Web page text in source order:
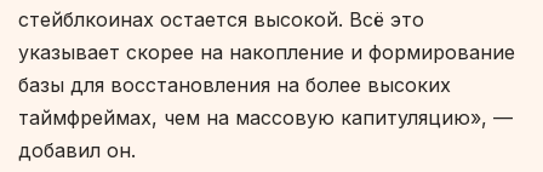
стейблкоинах остается высокой. Всё это
указывает скорее на накопление и формирование
базы для восстановления на более высоких
таймфреймах, чем на массовую капитуляцию», —
добавил он.